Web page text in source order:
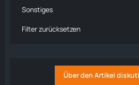
Sonstiges
Filter zurücksetzen
Über den Artikel